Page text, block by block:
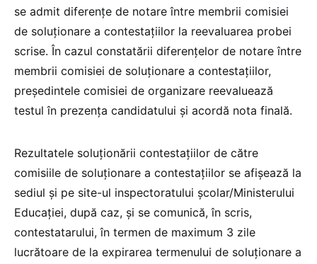
se admit diferențe de notare între membrii comisiei
de soluționare a contestațiilor la reevaluarea probei
scrise. În cazul constatării diferențelor de notare între
membrii comisiei de soluționare a contestațiilor,
președintele comisiei de organizare reevaluează
testul în prezența candidatului și acordă nota finală.
Rezultatele soluționării contestațiilor de către
comisiile de soluționare a contestațiilor se afișează la
sediul și pe site-ul inspectoratului școlar/Ministerului
Educației, după caz, și se comunică, în scris,
contestatarului, în termen de maximum 3 zile
lucrătoare de la expirarea termenului de soluționare a